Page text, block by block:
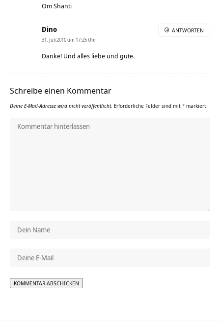
Om Shanti
Dino
31. Juli 2010 um 17:25 Uhr
Danke! Und alles liebe und gute.
ANTWORTEN
Schreibe einen Kommentar
Deine E-Mail-Adresse wird nicht veröffentlicht. Erforderliche Felder sind mit * markiert.